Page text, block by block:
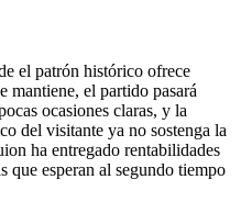
el patrón histórico ofrece
mantiene, el partido pasará
ocasiones claras, y la
del visitante ya no sostenga la
ha entregado rentabilidades
que esperan al segundo tiempo